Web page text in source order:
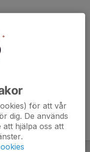
för att vår
dig. De används
hjälpa oss att